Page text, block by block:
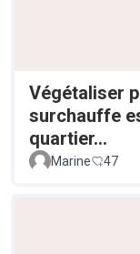
Végétaliser
surchauffe
quartier...
Marine 47